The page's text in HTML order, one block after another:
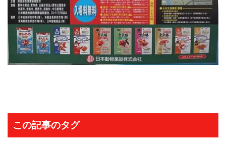
この記事のタグ